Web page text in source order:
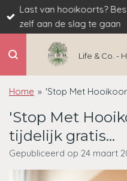
Ga
direct
de
hoofdinhoud
Life & Co. -
Last van hooikoorts?
zelf aan de slag te gaan
Home » 'Stop Met
'Stop Met
tijdelijk gratis...
Gepubliceerd op 24 maart